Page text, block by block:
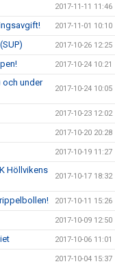
2017-11-11 11:46
2017-11-01 10:10
2017-10-26 12:25
2017-10-24 10:21
och under
2017-10-24 10:05
2017-10-23 12:02
2017-10-20 20:28
2017-10-19 11:27
Höllvikens
2017-10-17 18:32
2017-10-11 15:26
2017-10-09 12:50
2017-10-06 11:01
2017-10-04 15:37